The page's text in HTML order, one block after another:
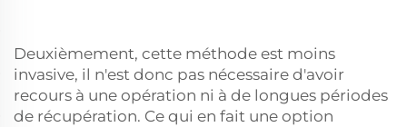
Deuxièmement, cette méthode est moins
invasive, il n'est donc pas nécessaire d'avoir
recours à une opération ni à de longues périodes
de récupération. Ce qui en fait une option